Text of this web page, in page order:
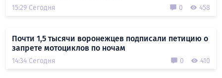
15:29 Сегодня 0 458
Почти 1,5 тысячи воронежцев подписали петицию о
запрете мотоциклов по ночам
14:34 Сегодня 0 410